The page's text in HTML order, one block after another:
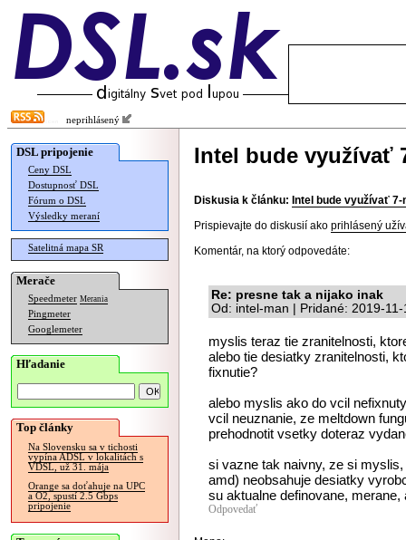
neprihlásený
DSL pripojenie
Ceny DSL
Dostupnosť DSL
Fórum o DSL
Výsledky meraní
Satelitná mapa SR
Merače
Speedmeter Merania
Pingmeter
Googlemeter
Hľadanie
Top články
Na Slovensku sa v tichosti
vypína ADSL v lokalitách s
VDSL, už 31. mája
Orange sa doťahuje na UPC
a O2, spustí 2.5 Gbps
pripojenie
Intel bude využívať
Diskusia k článku: Intel bude využívať 7-
Prispievajte do diskusií ako prihlásený
Komentár, na ktorý odpovedáte:
Re: presne tak a nijako inak
Od: intel-man | Pridané: 2019-
myslis teraz tie zranitelnosti,
alebo tie desiatky zranitelnosti,
fixnutie?
alebo myslis ako do vcil
vcil neuznanie, ze meltdown
prehodnotit vsetky doteraz
si vazne tak naivny, ze si
amd) neobsahuje desiatky
su aktualne definovane,
Odpovedať